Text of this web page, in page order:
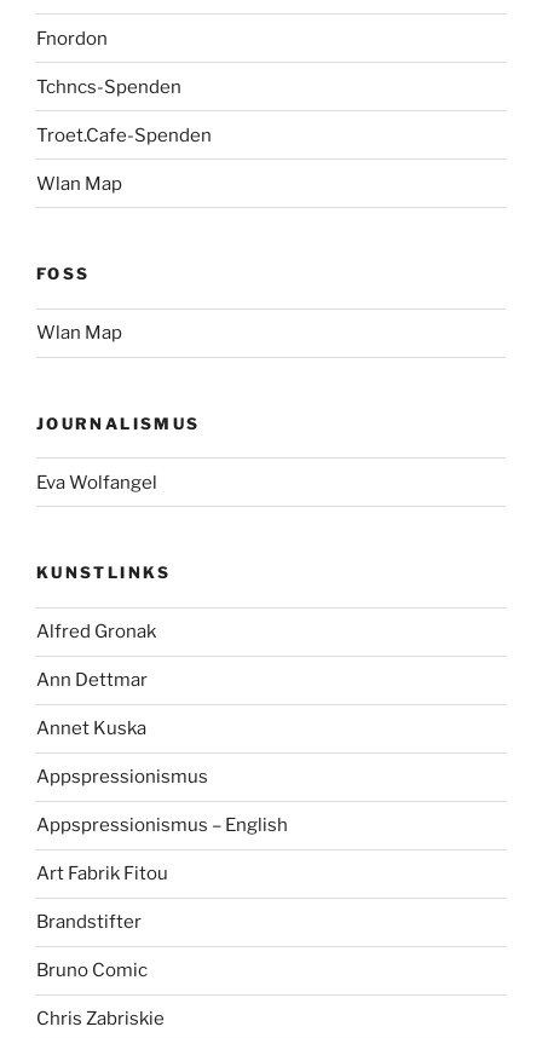
Fnordon
Tchncs-Spenden
Troet.Cafe-Spenden
Wlan Map
FOSS
Wlan Map
JOURNALISMUS
Eva Wolfangel
KUNSTLINKS
Alfred Gronak
Ann Dettmar
Annet Kuska
Appspressionismus
Appspressionismus – English
Art Fabrik Fitou
Brandstifter
Bruno Comic
Chris Zabriskie